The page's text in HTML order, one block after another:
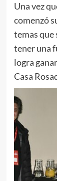
Una vez
comenzó
temas que
tener una
logra
Casa